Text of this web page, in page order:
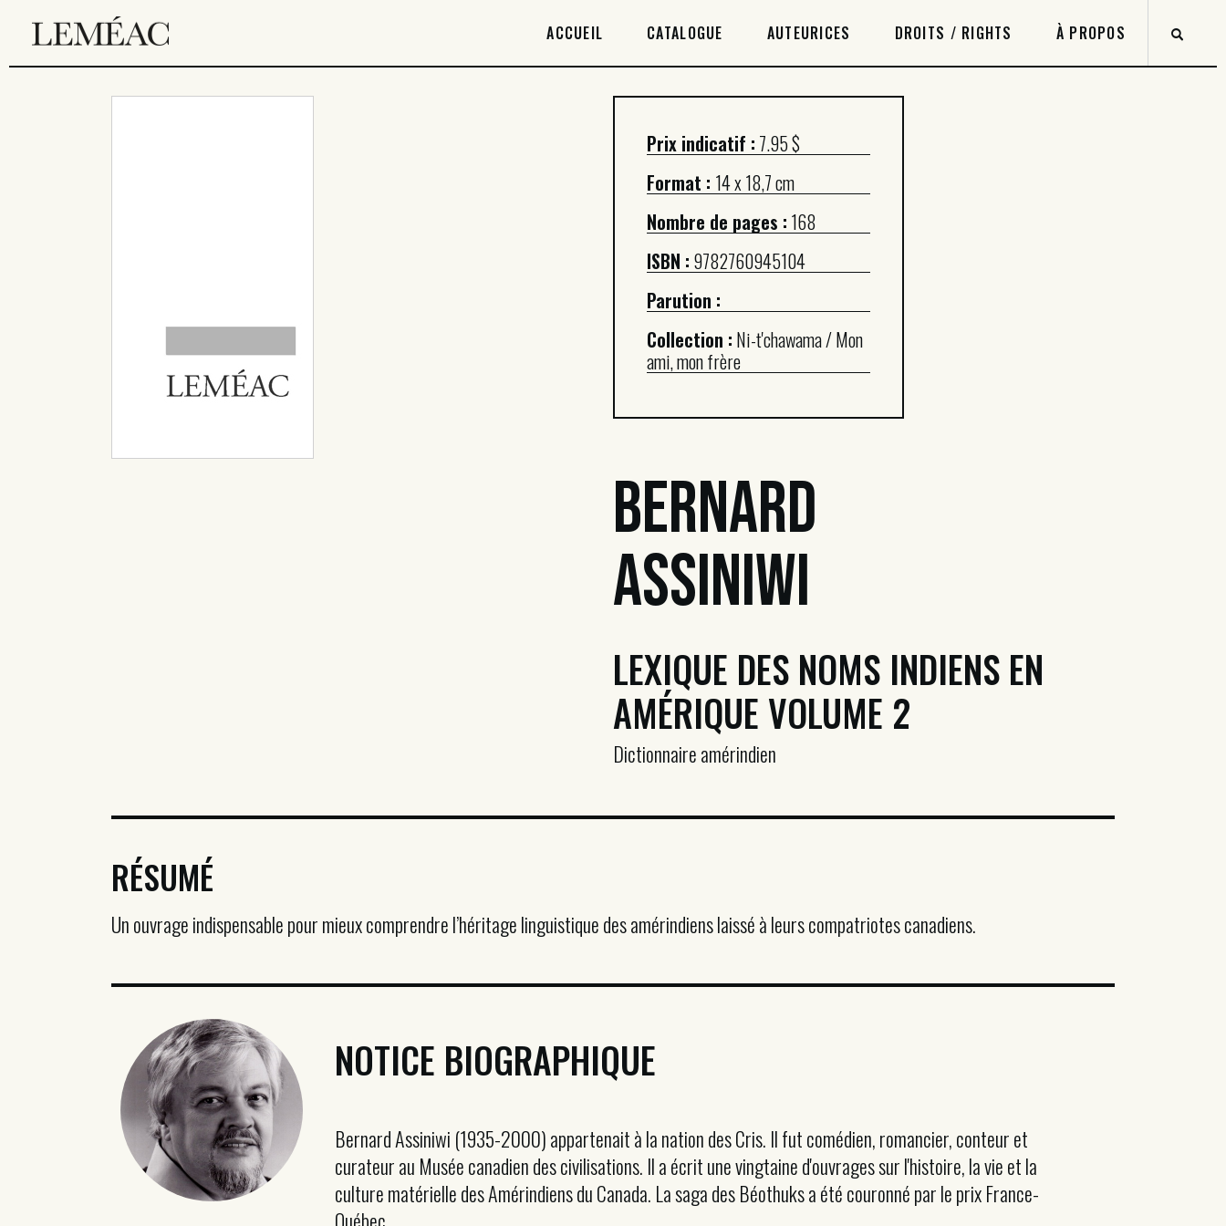
ACCUEIL CATALOGUE AUTEURICES DROITS / RIGHTS À PROPOS
CATALOGUE
Prix indicatif : 7.95 $
Format : 14 x 18,7 cm
Nombre de pages : 168
ISBN : 9782760945104
Parution :
Collection : Ni-t'chawama / Mon
ami, mon frère
Bernard
Assiniwi
LEXIQUE DES NOMS INDIENS EN
AMÉRIQUE VOLUME 2
Dictionnaire amérindien
RÉSUMÉ
Un ouvrage indispensable pour mieux comprendre l’héritage linguistique des amérindiens laissé à leurs compatriotes canadiens.
NOTICE BIOGRAPHIQUE
Bernard Assiniwi (1935-2000) appartenait à la nation des Cris. Il fut comédien, romancier, conteur et
curateur au Musée canadien des civilisations. Il a écrit une vingtaine d'ouvrages sur l'histoire, la vie et la
culture matérielle des Amérindiens du Canada. La saga des Béothuks a été couronné par le prix France-
Québec.